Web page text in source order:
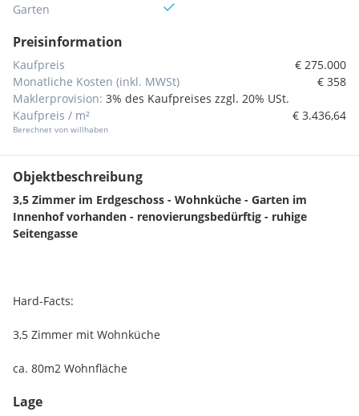
Garten
Preisinformation
Kaufpreis
€ 275.000
Monatliche Kosten (inkl. MWSt)
€ 358
Maklerprovision: 3% des Kaufpreises zzgl. 20% USt.
Kaufpreis / m²
Berechnet von willhaben
€ 3.436,64
Objektbeschreibung
3,5 Zimmer im Erdgeschoss - Wohnküche - Garten im
Innenhof vorhanden - renovierungsbedürftig - ruhige
Seitengasse
Hard-Facts:
3,5 Zimmer mit Wohnküche
ca. 80m2 Wohnfläche
Erdgeschosswohnung
Lage